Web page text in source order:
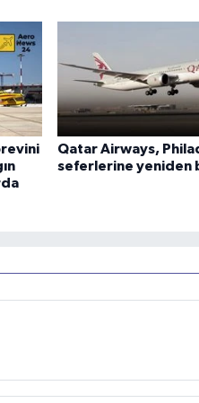
Qatar Airways,
seferlerine yeniden